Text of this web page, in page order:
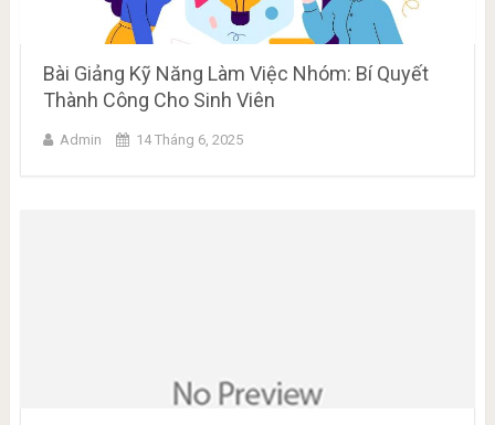
Bài Giảng Kỹ Năng Làm Việc Nhóm: Bí Quyết
Thành Công Cho Sinh Viên
Admin 14 Tháng 6, 2025